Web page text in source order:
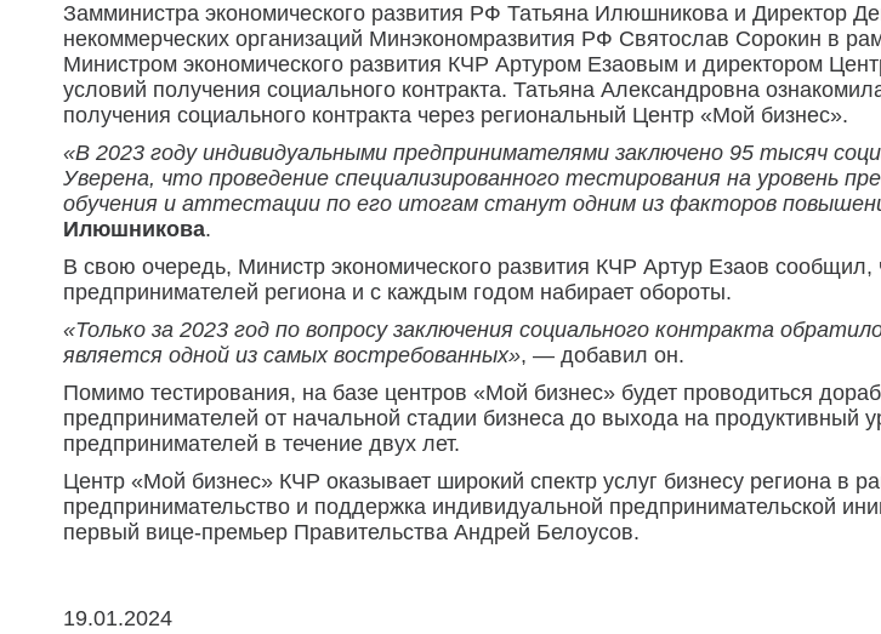
Замминистра экономического развития РФ Татьяна Илюшникова и Директор
некоммерческих организаций Минэкономразвития РФ Святослав Сорокин в
Министром экономического развития КЧР Артуром Езаовым и директором
условий получения социального контракта. Татьяна Александровна
получения социального контракта через региональный Центр «Мой бизнес».
«В 2023 году индивидуальными предпринимателями заключено 95 тысяч
Уверена, что проведение специализированного тестирования на уровень
обучения и аттестации по его итогам станут одним из факторов
Илюшникова.
В свою очередь, Министр экономического развития КЧР Артур Езаов
предпринимателей региона и с каждым годом набирает обороты.
«Только за 2023 год по вопросу заключения социального контракта
является одной из самых востребованных», — добавил он.
Помимо тестирования, на базе центров «Мой бизнес» будет проводиться
предпринимателей от начальной стадии бизнеса до выхода на продуктивный
предпринимателей в течение двух лет.
Центр «Мой бизнес» КЧР оказывает широкий спектр услуг бизнесу региона в
предпринимательство и поддержка индивидуальной предпринимательской
первый вице-премьер Правительства Андрей Белоусов.
19.01.2024